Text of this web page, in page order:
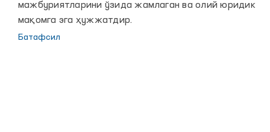
мажбуриятларини ўзида жамлаган ва олий юридик
мақомга эга ҳужжатдир.
Батафсил